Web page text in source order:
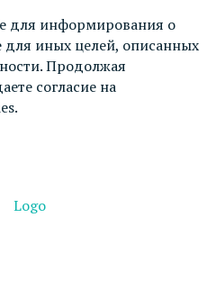
для информирования о
для иных целей, описанных
. Продолжая
согласие на
Logo